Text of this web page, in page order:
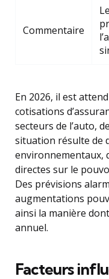
Commentaire
En 2026, il est
cotisations
secteurs de l’auto,
situation résulte de
environnementaux,
directes sur le
Des prévisions
augmentations
ainsi la manière
annuel.
Facteurs